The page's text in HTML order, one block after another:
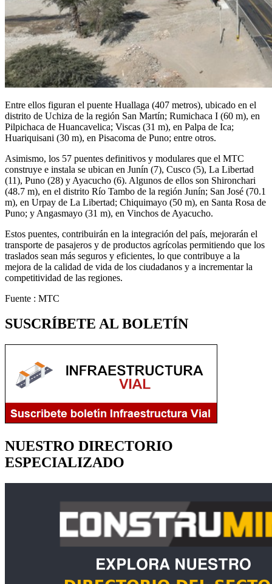
Entre ellos figuran el puente Huallaga (407 metros), ubicado en el
distrito de Uchiza de la región San Martín; Rumichaca I (60 m), en
Pilpichaca de Huancavelica; Viscas (31 m), en Palpa de Ica;
Huariquisani (30 m), en Pisacoma de Puno; entre otros.
Asimismo, los 57 puentes definitivos y modulares que el MTC
construye e instala se ubican en Junín (7), Cusco (5), La Libertad
(11), Puno (28) y Ayacucho (6). Algunos de ellos son Shironchari
(48.7 m), en el distrito Río Tambo de la región Junín; San José (70.1
m), en Urpay de La Libertad; Chiquimayo (50 m), en Santa Rosa de
Puno; y Angasmayo (31 m), en Vinchos de Ayacucho.
Estos puentes, contribuirán en la integración del país, mejorarán el
transporte de pasajeros y de productos agrícolas permitiendo que los
traslados sean más seguros y eficientes, lo que contribuye a la
mejora de la calidad de vida de los ciudadanos y a incrementar la
competitividad de las regiones.
Fuente : MTC
SUSCRÍBETE AL BOLETÍN
NUESTRO DIRECTORIO
ESPECIALIZADO